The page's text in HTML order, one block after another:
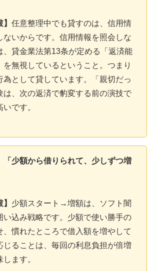
任意整理中でも貸すのは、信用情
ないからです。信用情報を照会しな
、貸金業法第13条が定める「返済能
を無視しているということ。つまり
為として貸しています。「親切だっ
は、次の返済で豹変する前の演技で
です。
「少額から借りられて、少しずつ増
少額スタート→増額は、ソフト闇
い込み戦略です。少額で使い勝手の
、慣れたところで借入額を増やして
じることは、毎回の利息負担が倍増
ます。